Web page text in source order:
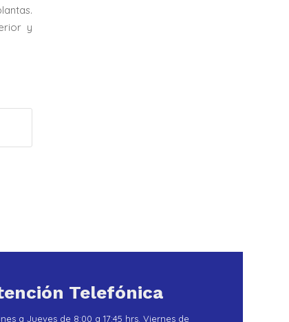
y
Telefónica
a Jueves de 8:00 a 17:45 hrs. Viernes de